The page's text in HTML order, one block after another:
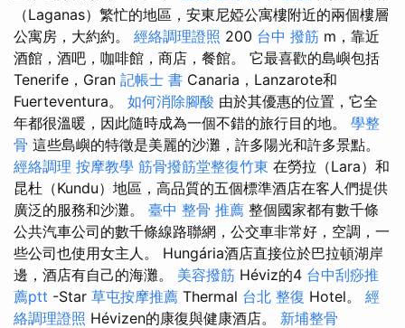
（Laganas）繁忙的地區，安東尼婭公寓樓附近的兩個樓層
公寓房，大約約。 經絡調理證照 200 台中 撥筋 m，靠近
酒館，酒吧，咖啡館，商店，餐館。 它最喜歡的島嶼包括
Tenerife，Gran 記帳士 書 Canaria，Lanzarote和
Fuerteventura。 如何消除腳酸 由於其優惠的位置，它全
年都很溫暖，因此隨時成為一個不錯的旅行目的地。 學整
骨 這些島嶼的特徵是美麗的沙灘，許多陽光和許多景點。
經絡調理 按摩教學 筋骨撥筋堂整復竹東 在勞拉（Lara）和
昆杜（Kundu）地區，高品質的五個標準酒店在客人們提供
廣泛的服務和沙灘。 臺中 整骨 推薦 整個國家都有數千條
公共汽車公司的數千條線路聯網，公交車非常好，空調，一
些公司也使用女主人。 Hungária酒店直接位於巴拉頓湖岸
邊，酒店有自己的海灘。 美容撥筋 Héviz的4 台中刮痧推
薦ptt -Star 草屯按摩推薦 Thermal 台北 整復 Hotel。 經
絡調理證照 Hévizen的康復與健康酒店。 新埔整骨